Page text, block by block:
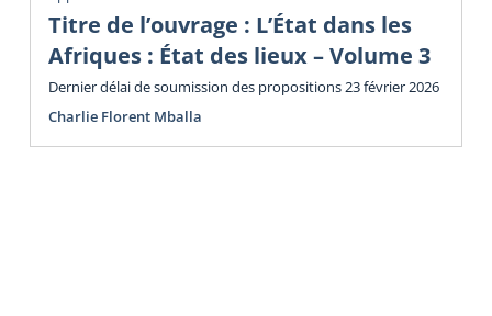
Titre de l’ouvrage : L’État dans les
Afriques : État des lieux – Volume 3
Dernier délai de soumission des propositions 23 février 2026
Charlie Florent Mballa